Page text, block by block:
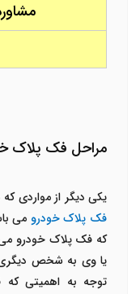
مراحل فک پلاک
یکی دیگر از مواردی که
فک پلاک خودرو می
که فک پلاک خودرو
یا وی به شخص دیگری
توجه به اهمیتی که